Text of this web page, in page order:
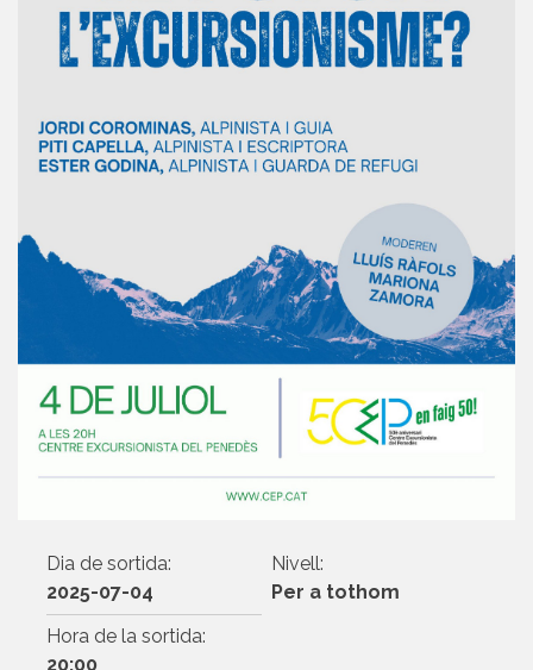
Dia de sortida:
2025-07-04
Nivell:
Per a tothom
Hora de la sortida:
20:00